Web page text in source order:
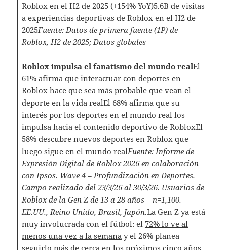
Roblox en el H2 de 2025 (+154% YoY)5.6B de visitas
a experiencias deportivas de Roblox en el H2 de
2025Fuente: Datos de primera fuente (1P) de
Roblox, H2 de 2025; Datos globales
Roblox impulsa el fanatismo del mundo realEl
61% afirma que interactuar con deportes en
Roblox hace que sea más probable que vean el
deporte en la vida realEl 68% afirma que su
interés por los deportes en el mundo real los
impulsa hacia el contenido deportivo de RobloxEl
58% descubre nuevos deportes en Roblox que
luego sigue en el mundo realFuente: Informe de
Expresión Digital de Roblox 2026 en colaboración
con Ipsos. Wave 4 – Profundización en Deportes.
Campo realizado del 23/3/26 al 30/3/26. Usuarios de
Roblox de la Gen Z de 13 a 28 años – n=1,100.
EE.UU., Reino Unido, Brasil, Japón.La Gen Z ya está
muy involucrada con el fútbol: el 72% lo ve al
menos una vez a la semanay el 26% planea